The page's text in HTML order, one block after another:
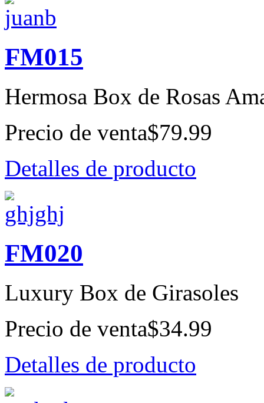
FM015
Hermosa Box de Rosas
Precio de venta$79.99
Detalles de producto
FM020
Luxury Box de Girasoles
Precio de venta$34.99
Detalles de producto